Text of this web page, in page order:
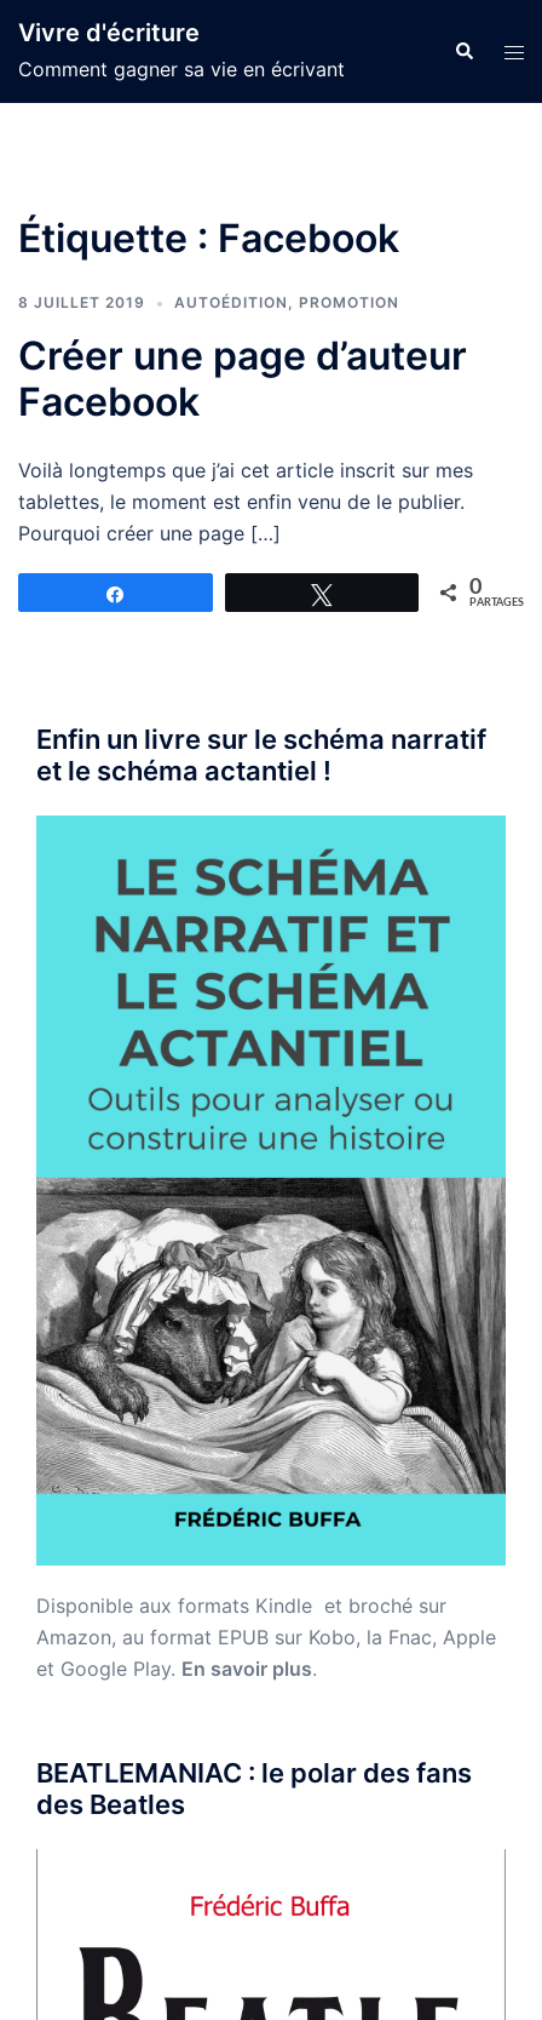
contenu
Vivre d'écriture
Comment gagner sa vie en écrivant
Étiquette : Facebook
8 JUILLET 2019 AUTOÉDITION , PROMOTION
Créer une page d’auteur
Facebook
Voilà longtemps que j’ai cet article inscrit sur mes
tablettes, le moment est enfin venu de le publier.
Pourquoi créer une page […]
0
PARTAGES
Enfin un livre sur le schéma narratif
et le schéma actantiel !
Disponible aux formats Kindle et broché sur
Amazon, au format EPUB sur Kobo, la Fnac, Apple
et Google Play. En savoir plus.
BEATLEMANIAC : le polar des fans
des Beatles